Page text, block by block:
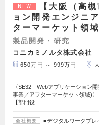
NEW
【大阪（高
ョン開発エンジニ
ターマーケット領域
製品開発・研究
コニカミノルタ株式会社
650万円 ～ 999万円
〈SE32 Webアプリケーション
事業／アフターマーケット領域)
【部門役…
会社概要
■デジタルワークプレ